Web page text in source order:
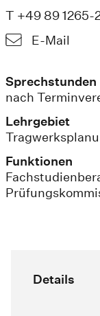
T +49 89 1265-
E-Mail
Sprechstunden
nach
Lehrgebiet
Funktionen
Details